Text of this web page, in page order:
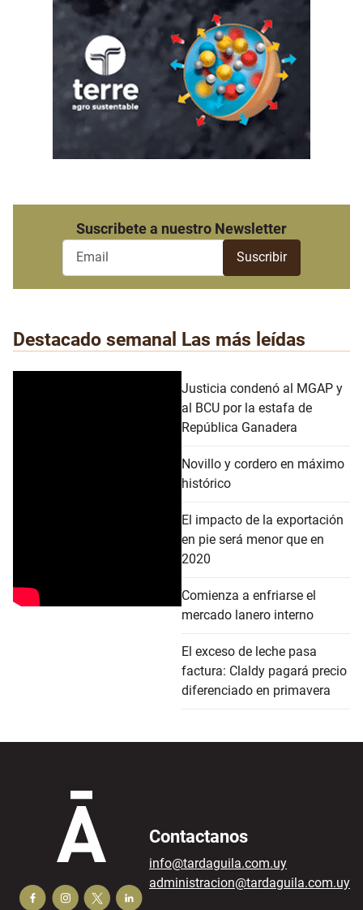
Suscribete a nuestro Newsletter
Destacado semanal Las más leídas
Justicia condenó al MGAP y
al BCU por la estafa de
República Ganadera
Novillo y cordero en máximo
histórico
El impacto de la exportación
en pie será menor que en
2020
Comienza a enfriarse el
mercado lanero interno
El exceso de leche pasa
factura: Claldy pagará precio
diferenciado en primavera
Contactanos
info@tardaguila.com.uy
administracion@tardaguila.com.uy